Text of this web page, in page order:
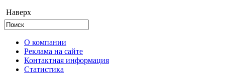
Наверх
О компании
Реклама на сайте
Контактная информация
Статистика